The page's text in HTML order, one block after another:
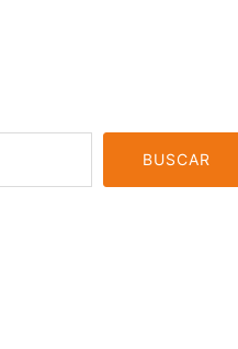
BUSCAR